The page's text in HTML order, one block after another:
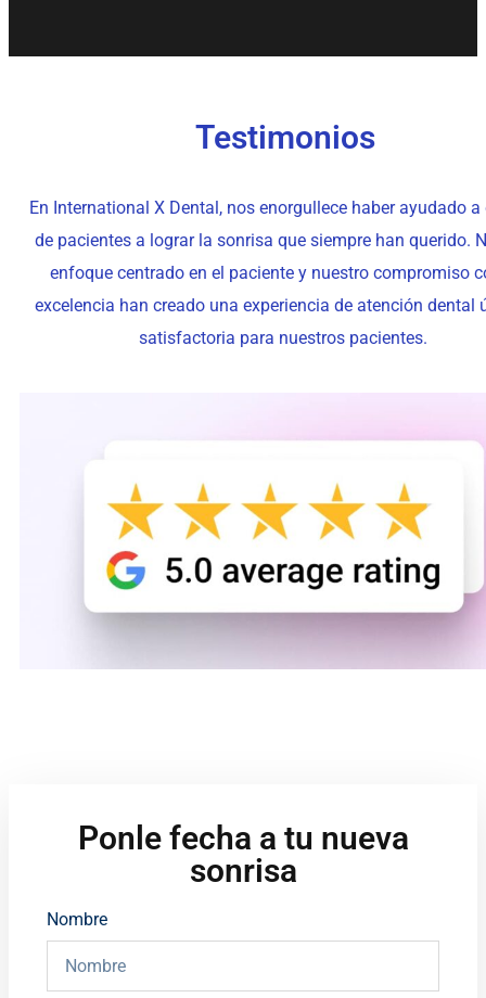
Testimonios
En International X Dental, nos enorgullece haber ayudado
de pacientes a lograr la sonrisa que siempre han querido.
enfoque centrado en el paciente y nuestro compromiso
excelencia han creado una experiencia de atención dental
satisfactoria para nuestros pacientes.
Ponle fecha a tu nueva
sonrisa
Nombre